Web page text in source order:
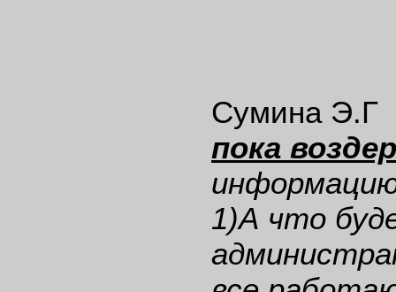
Сумина Э.Г
пока
1)А что